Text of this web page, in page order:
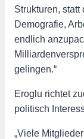
Strukturen,
Demografie,
endlich
gelingen.“
Eroglu richtet
politisch
„Viele